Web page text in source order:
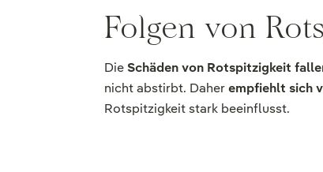
Folgen von
DieSchäden von Rotspitzigkeit
nicht abstirbt. Daherempfiehlt sich
Rotspitzigkeit stark beeinflusst.